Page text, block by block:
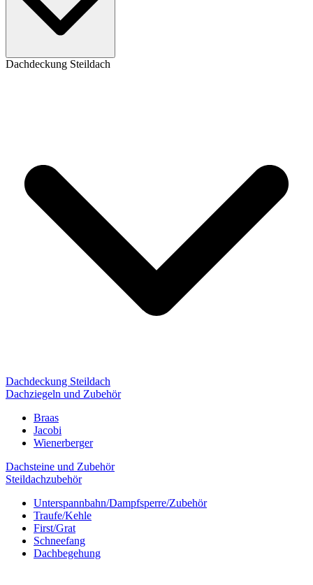
Dachdeckung Steildach
Dachdeckung Steildach
Dachziegeln und Zubehör
Braas
Jacobi
Wienerberger
Dachsteine und Zubehör
Steildachzubehör
Unterspannbahn/Dampfsperre/Zubehör
Traufe/Kehle
First/Grat
Schneefang
Dachbegehung